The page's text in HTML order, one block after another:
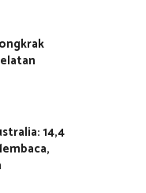
14,4